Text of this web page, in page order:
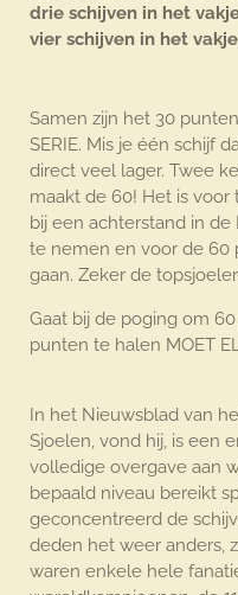
drie schijven in het
vier schijven in het vakje
Samen zijn het 30
SERIE. Mis je één schijf
direct veel lager. Twee
maakt de 60! Het is voor
bij een achterstand in de
te nemen en voor de 60
gaan. Zeker de
Gaat bij de poging om
punten te halen MOET
In het Nieuwsblad van
Sjoelen, vond hij, is een
volledige overgave aan
bepaald niveau bereikt
geconcentreerd de
deden het weer anders,
waren enkele hele